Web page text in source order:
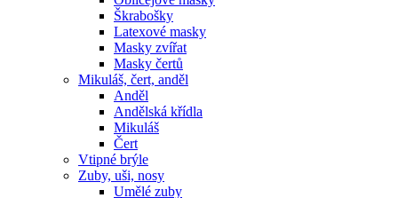
Škrabošky
Latexové masky
Masky zvířat
Masky čertů
Mikuláš, čert, anděl
Anděl
Andělská křídla
Mikuláš
Čert
Vtipné brýle
Zuby, uši, nosy
Umělé zuby